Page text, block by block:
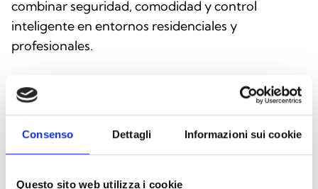
Consenso Dettagli Informazioni sui cookie
Questo sito web utilizza i cookie
combinar seguridad, comodidad y control
inteligente en entornos residenciales y
profesionales.
Este producto está disponible en las